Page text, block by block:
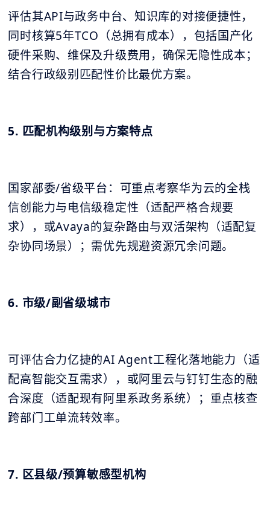
评估其API与政务中台、知识库的对接便捷性，
同时核算5年TCO（总拥有成本），包括国产化
硬件采购、维保及升级费用，确保无隐性成本；
结合行政级别匹配性价比最优方案。
5. 匹配机构级别与方案特点
国家部委/省级平台：可重点考察华为云的全栈
信创能力与电信级稳定性（适配严格合规要
求），或Avaya的复杂路由与双活架构（适配复
杂协同场景）；需优先规避资源冗余问题。
6. 市级/副省级城市
可评估合力亿捷的AI Agent工程化落地能力（适
配高智能交互需求），或阿里云与钉钉生态的融
合深度（适配现有阿里系政务系统）；重点核查
跨部门工单流转效率。
7. 区县级/预算敏感型机构